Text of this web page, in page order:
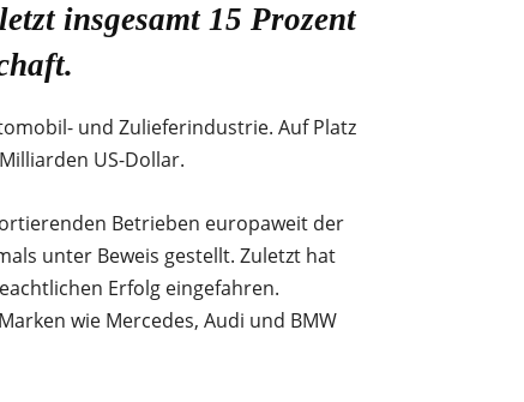
insgesamt 15 Prozent
und Zulieferindustrie. Auf Platz
US-Dollar.
Betrieben europaweit der
unter Beweis gestellt. Zuletzt hat
Erfolg eingefahren.
wie Mercedes, Audi und BMW